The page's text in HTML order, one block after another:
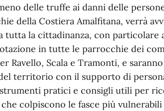
delle truffe ai danni delle
della Costiera Amalfitana, verrà
la cittadinanza, con particolare
in tutte le parrocchie dei
Ravello, Scala e Tramonti, e
territorio con il supporto di
pratici e consigli utili per
colpiscono le fasce più